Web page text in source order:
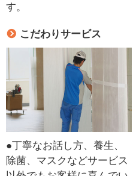
す。
こだわりサービス
●丁寧なお話し方、養生、
除菌、マスクなどサービス